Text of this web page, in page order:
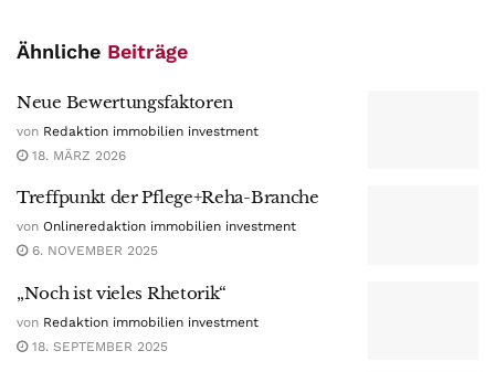
Ähnliche Beiträge
Neue Bewertungsfaktoren
von Redaktion immobilien investment
18. MÄRZ 2026
Treffpunkt der Pflege+Reha-Branche
von Onlineredaktion immobilien investment
6. NOVEMBER 2025
„Noch ist vieles Rhetorik“
von Redaktion immobilien investment
18. SEPTEMBER 2025